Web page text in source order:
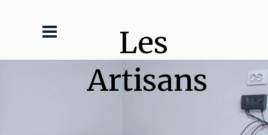
Les
Artisans